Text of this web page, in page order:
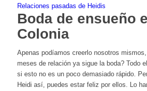
Relaciones pasadas de Heidis
Boda de ensueño
Colonia
Apenas podíamos creerlo nosotros
meses de relación ya sigue la boda? Todo
si esto no es un poco demasiado rápido.
Heidi así, puedes estar feliz por ellos. Lo